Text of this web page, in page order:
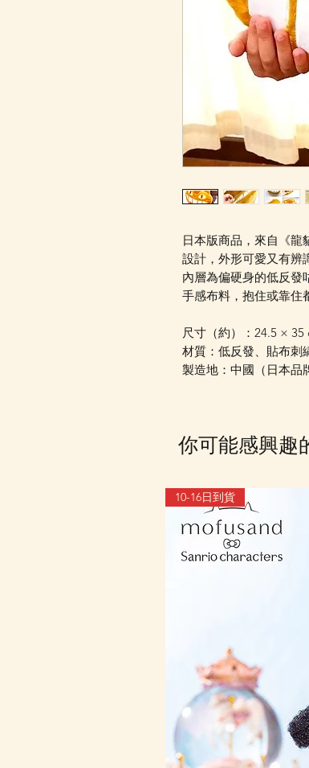
日本版商品，來自《龍
設計，外形可愛又有辨
內層為偏硬身的低反發
手感布料，抱住或靠住
尺寸（約）：24.5 × 35
材質：低反發、貼布刺
製造地：中國（日本品
你可能感興趣
10-16日到貨